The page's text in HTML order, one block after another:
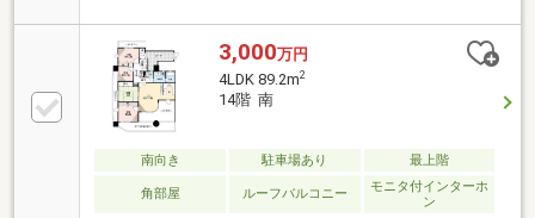
コニーに面する明るい住まい◆南東向きルーフバルコ
ニーで開放的な空間◆3口ガスコンロ付の対面キッチ
ンで家族の会話も弾みます◆浴室1317サイズ、窓あり
で明るく快適◆オートロック・TVモニター付きインタ
ーホンでセキュリティも安心◆トランクルーム付きで
収納も充実◆コンビニ・郵便局・クリニックも徒歩圏
内で生活に便利
3,000万円
4LDK 89.2m2
14階 南
南向き 駐車場あり 最上階
角部屋 ルーフバルコニー
モニタ付インターホ
ン